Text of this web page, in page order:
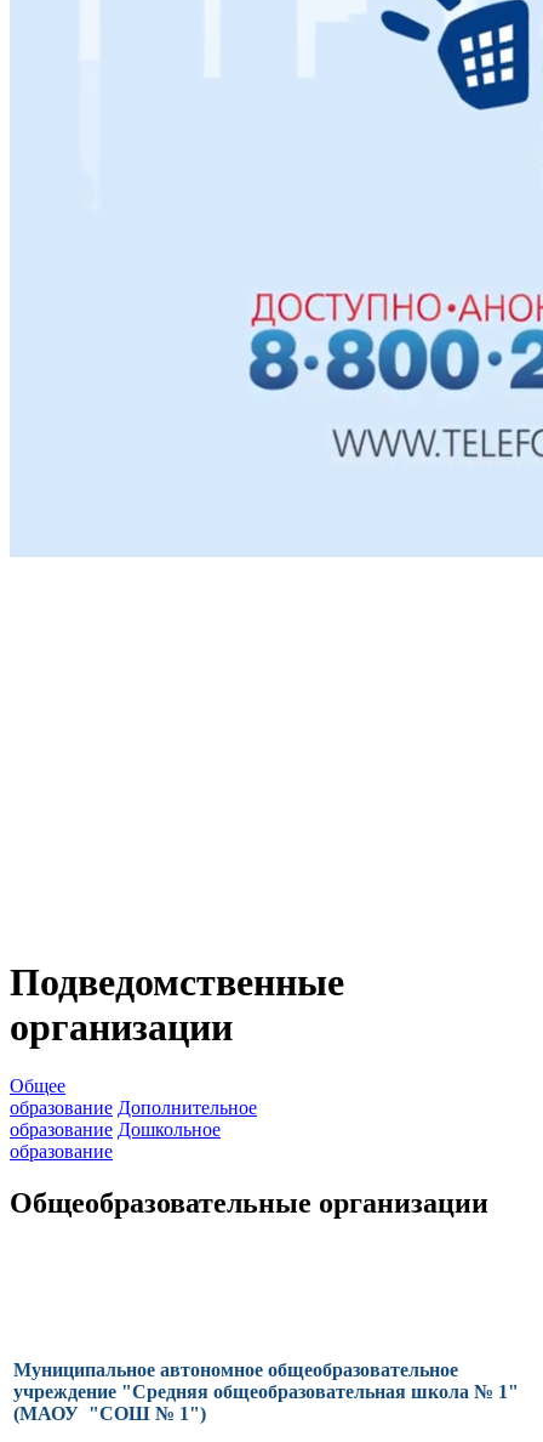
Подведомственные
организации
Общее
образование Дополнительное
образование Дошкольное
образование
Общеобразовательные организации
Муниципальное автономное общеобразовательное
учреждение "Средняя общеобразовательная школа № 1"
(МАОУ "СОШ № 1")